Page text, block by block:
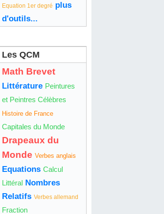
Equation 1er degré plus
d'outils...
Les QCM
Math Brevet
Littérature Peintures
et Peintres Célèbres
Histoire de France
Capitales du Monde
Drapeaux du
Monde Verbes anglais
Equations Calcul
Littéral Nombres
Relatifs Verbes allemand
Fraction